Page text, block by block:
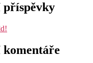
příspěvky